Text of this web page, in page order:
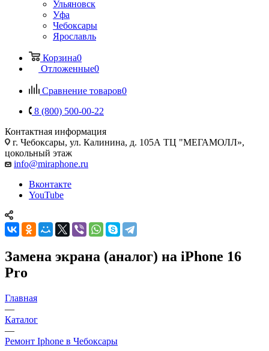
Ульяновск
Уфа
Чебоксары
Ярославль
Корзина0
Отложенные0
Сравнение товаров0
8 (800) 500-00-22
Контактная информация
г. Чебоксары, ул. Калинина, д. 105А ТЦ "МЕГАМОЛЛ»,
цокольный этаж
info@miraphone.ru
Вконтакте
YouTube
Замена экрана (аналог) на iPhone 16
Pro
Главная
—
Каталог
—
Ремонт Iphone в Чебоксары